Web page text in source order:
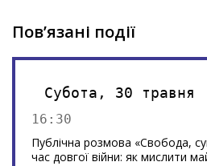
Пов’язані події
Субота, 30 травня
16:30
Публічна розмова «Свобода,
час довгої війни: як мислити